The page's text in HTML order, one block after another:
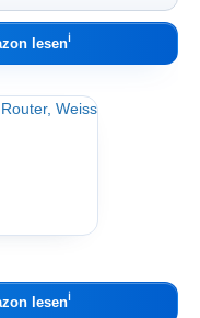
lesenℹ︎
lesenℹ︎